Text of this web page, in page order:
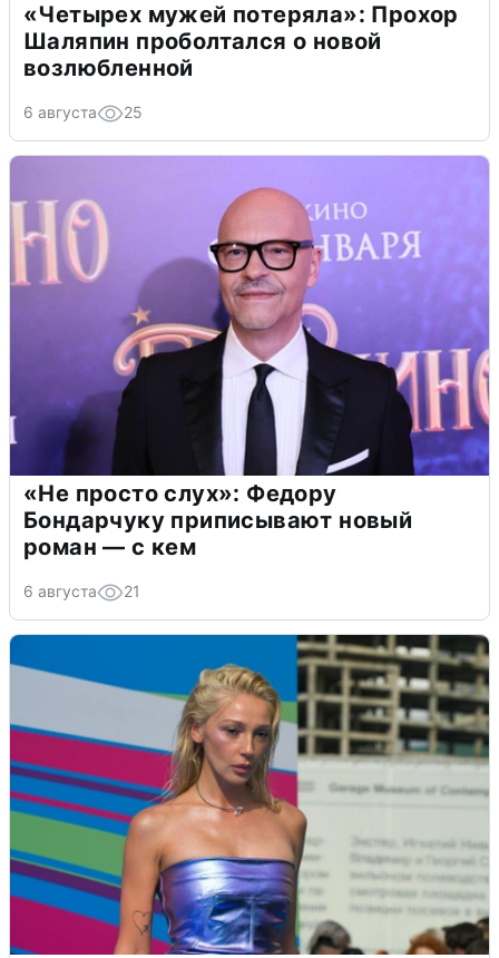
«Четырех мужей потеряла»: Прохор
Шаляпин проболтался о новой
возлюбленной
6 августа 25
«Не просто слух»: Федору
Бондарчуку приписывают новый
роман — с кем
6 августа 21